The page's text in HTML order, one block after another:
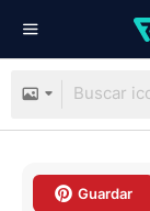
Guardar